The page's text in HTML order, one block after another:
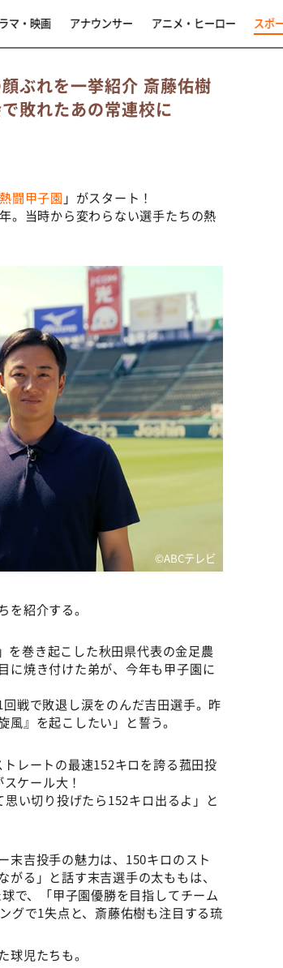
マ・映画 アナウンサー アニメ・ヒーロー スポ
ぶれを一挙紹介 斎藤佑樹
敗れたあの常連校に
熱闘甲子園 」がスタート！
。当時から変わらない選手たちの熱
©ABCテレビ
紹介する。
を巻き起こした秋田県代表の金足農
に焼き付けた弟が、今年も甲子園に
戦で敗退し涙をのんだ吉田選手。昨
』を起こしたい」と誓う。
レートの最速152キロを誇る菰田投
ケール大！
い切り投げたら152キロ出るよ」と
末吉投手の魅力は、150キロのスト
る」と話す末吉選手の太ももは、
で、「甲子園優勝を目指してチーム
グで1失点と、斎藤佑樹も注目する琉
児たちも。